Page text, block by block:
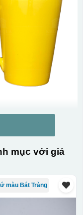
mục với giá
màu Bát Tràng